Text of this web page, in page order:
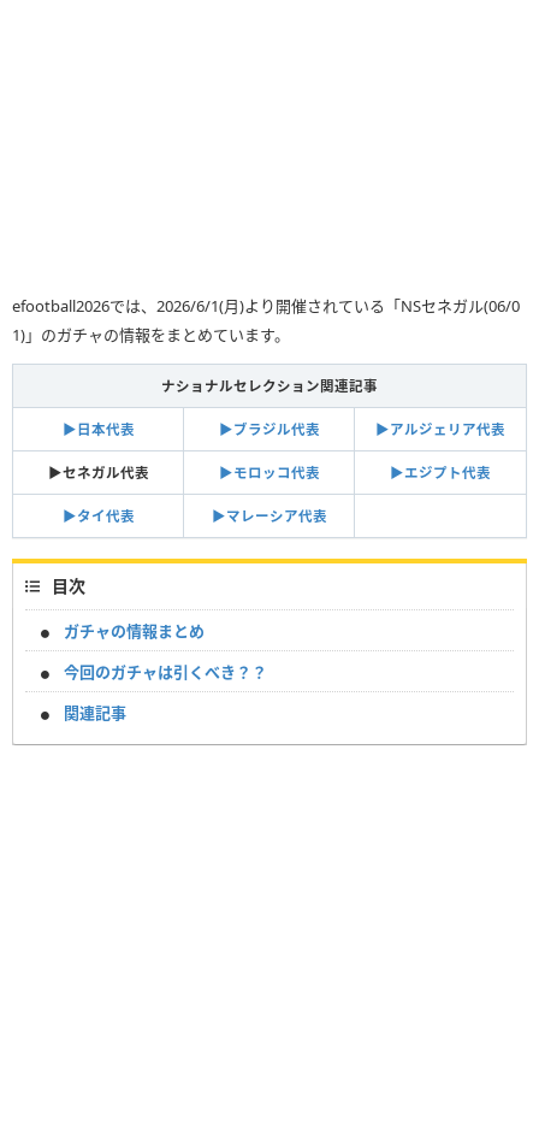
efootball2026では、2026/6/1(月)より開催されている「NSセネガル(06/0
1)」のガチャの情報をまとめています。
ナショナルセレクション関連記事
▶︎日本代表 ▶︎ブラジル代表 ▶︎アルジェリア代表
▶︎セネガル代表 ▶︎モロッコ代表 ▶︎エジプト代表
▶︎タイ代表 ▶︎マレーシア代表
目次
ガチャの情報まとめ
今回のガチャは引くべき？？
関連記事